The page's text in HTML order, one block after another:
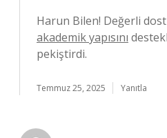
Harun Bilen! Değerli
akademik yapısını
pekiştirdi.
Temmuz 25, 2025 Yanıtla